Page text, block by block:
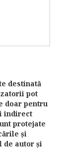
destinată
pot
doar pentru
indirect
protejate
şi
de autor şi